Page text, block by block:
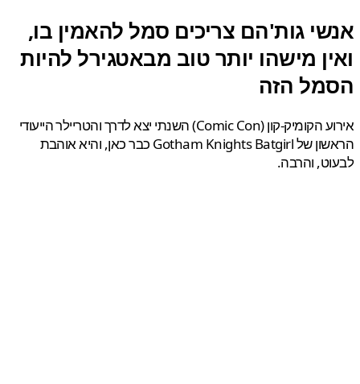
גות'הם צריכים סמל להאמין בו,
מישהו יותר טוב מבאטגירל להיות
הזה
אירוע הקומיק-קון (Comic Con) השנתי יצא לדרך והטריילר הייעודי
הראשון של Gotham Knights Batgirl כבר כאן, והיא אוהבת
והרבה.